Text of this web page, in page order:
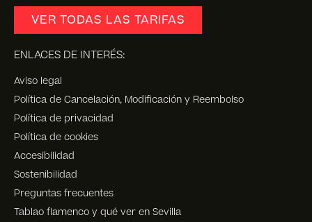
VER TODAS LAS TARIFAS
ENLACES DE INTERÉS:
Aviso legal
Política de Cancelación, Modificación y Reembolso
Política de privacidad
Política de cookies
Accesibilidad
Sostenibilidad
Preguntas frecuentes
Tablao flamenco y qué ver en Sevilla